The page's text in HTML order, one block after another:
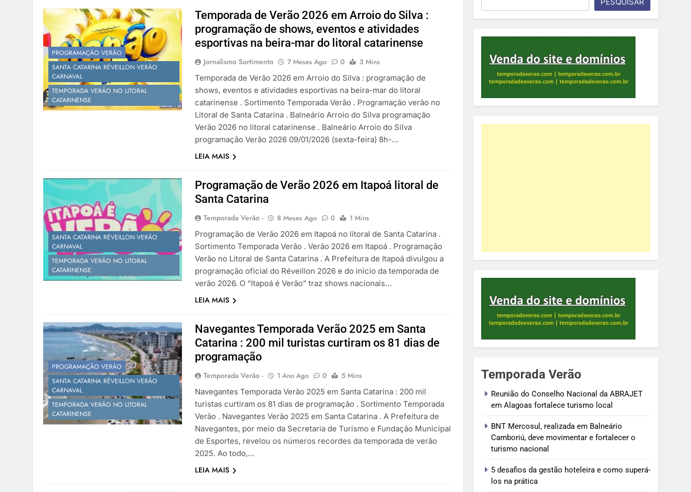
PROGRAMAÇÃO VERÃO
SANTA CATARINA RÉVEILLON VERÃO
CARNAVAL
TEMPORADA VERÃO NO LITORAL
CATARINENSE
Temporada de Verão 2026 em Arroio do Silva :
programação de shows, eventos e atividades
esportivas na beira-mar do litoral catarinense
Jornalismo Sortimento 7 Meses Ago 0
3 Mins
Temporada de Verão 2026 em Arroio do Silva : programação de
shows, eventos e atividades esportivas na beira-mar do litoral
catarinense . Sortimento Temporada Verão . Programação verão no
Litoral de Santa Catarina . Balneário Arroio do Silva programação
Verão 2026 no litoral catarinense . Balneário Arroio do Silva
programação Verão 2026 09/01/2026 (sexta-feira) 8h-…
LEIA MAIS
SANTA CATARINA RÉVEILLON VERÃO
CARNAVAL
TEMPORADA VERÃO NO LITORAL
CATARINENSE
Programação de Verão 2026 em Itapoá litoral de
Santa Catarina
Temporada Verão - 8 Meses Ago 0
1 Mins
Programação de Verão 2026 em Itapoá no litoral de Santa Catarina .
Sortimento Temporada Verão . Verão 2026 em Itapoá . Programação
Verão no Litoral de Santa Catarina . A Prefeitura de Itapoá divulgou a
programação oficial do Réveillon 2026 e do início da temporada de
verão 2026. O “Itapoá é Verão” traz shows nacionais…
LEIA MAIS
PROGRAMAÇÃO VERÃO
SANTA CATARINA RÉVEILLON VERÃO
CARNAVAL
TEMPORADA VERÃO NO LITORAL
CATARINENSE
Navegantes Temporada Verão 2025 em Santa
Catarina : 200 mil turistas curtiram os 81 dias de
programação
Temporada Verão - 1 Ano Ago 0
5 Mins
Navegantes Temporada Verão 2025 em Santa Catarina : 200 mil
turistas curtiram os 81 dias de programação . Sortimento Temporada
Verão . Navegantes Verão 2025 em Santa Catarina . A Prefeitura de
Navegantes, por meio da Secretaria de Turismo e Fundação Municipal
de Esportes, revelou os números recordes da temporada de verão
2025. Ao todo,…
LEIA MAIS
Temporada Verão
Reunião do Conselho Nacional da ABRAJET
em Alagoas fortalece turismo local
BNT Mercosul, realizada em Balneário
Camboriú, deve movimentar e fortalecer o
turismo nacional
5 desafios da gestão hoteleira e como superá-
los na prática